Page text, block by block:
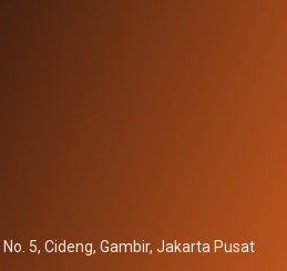
5, Cideng, Gambir, Jakarta Pusat